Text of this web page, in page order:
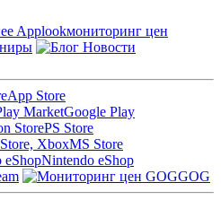
Applookмониторинг цен
Новости
App Store
Google Play
PS Store
MS Store
Nintendo eShop
GOG